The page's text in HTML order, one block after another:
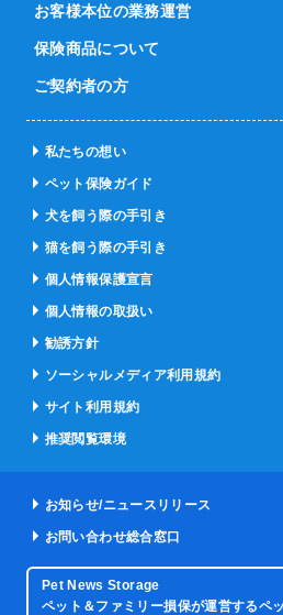
お客様本位の業務運営
保険商品について
ご契約者の方
私たちの想い
ペット保険ガイド
犬を飼う際の手引き
猫を飼う際の手引き
個人情報保護宣言
個人情報の取扱い
勧誘方針
ソーシャルメディア利用規約
サイト利用規約
推奨閲覧環境
お知らせ/ニュースリリース
お問い合わせ総合窓口
Pet News Storage
ペット＆ファミリー損保が運営するペ